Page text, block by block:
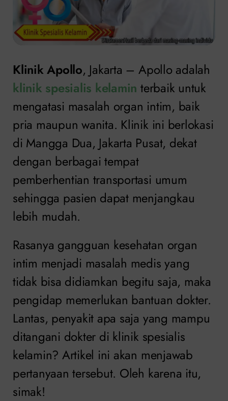
Klinik Apollo, Jakarta – Apollo adalah
klinik spesialis kelamin terbaik untuk
mengatasi masalah organ intim, baik
pria maupun wanita. Klinik ini berlokasi
di Mangga Dua, Jakarta Pusat, dekat
dengan berbagai tempat
pemberhentian transportasi umum
sehingga pasien dapat menjangkau
lebih mudah.
Rasanya gangguan kesehatan organ
intim menjadi masalah medis yang
tidak bisa didiamkan begitu saja, maka
pengidap memerlukan bantuan dokter.
Lantas, penyakit apa saja yang mampu
ditangani dokter di klinik spesialis
kelamin? Artikel ini akan menjawab
pertanyaan tersebut. Oleh karena itu,
simak!